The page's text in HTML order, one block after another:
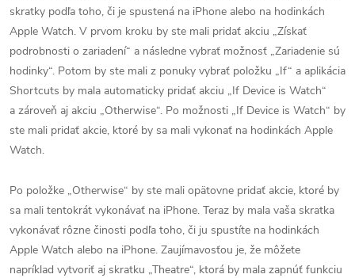
skratky podľa toho, či je spustená na iPhone alebo na hodinkách
Apple Watch. V prvom kroku by ste mali pridať akciu „Získať
podrobnosti o zariadení“ a následne vybrať možnosť „Zariadenie sú
hodinky“. Potom by ste mali z ponuky vybrať položku „If“ a aplikácia
Shortcuts by mala automaticky pridať akciu „If Device is Watch“
a zároveň aj akciu „Otherwise“. Po možnosti „If Device is Watch“ by
ste mali pridať akcie, ktoré by sa mali vykonať na hodinkách Apple
Watch.
Po položke „Otherwise“ by ste mali opätovne pridať akcie, ktoré by
sa mali tentokrát vykonávať na iPhone. Teraz by mala vaša skratka
vykonávať rôzne činosti podľa toho, či ju spustíte na hodinkách
Apple Watch alebo na iPhone. Zaujímavosťou je, že môžete
napríklad vytvoriť aj skratku „Theatre“, ktorá by mala zapnúť funkciu